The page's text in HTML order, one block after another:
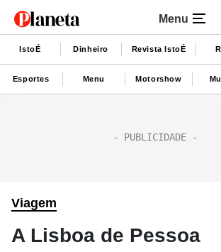
Menu
IstoÉ Dinheiro Revista IstoÉ
Esportes Menu Motorshow
Viagem
A Lisboa de Pessoa